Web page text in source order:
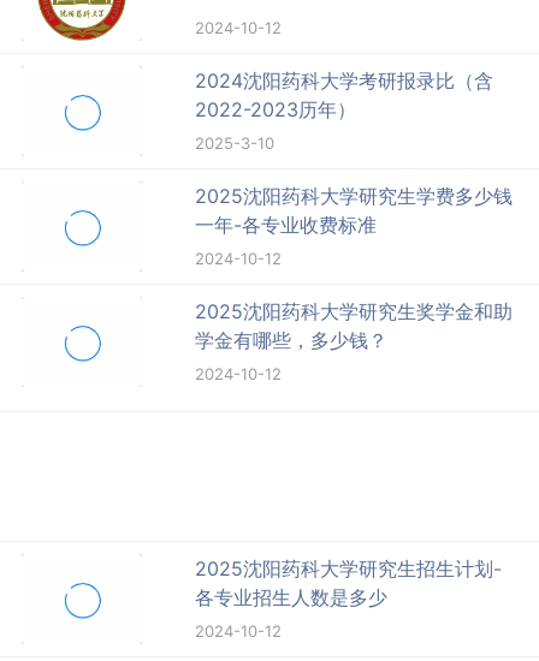
2024-10-12
2024沈阳药科大学考研报录比（含
2022-2023历年）
2025-3-10
2025沈阳药科大学研究生学费多少钱
一年-各专业收费标准
2024-10-12
2025沈阳药科大学研究生奖学金和助
学金有哪些，多少钱？
2024-10-12
2025沈阳药科大学研究生招生计划-
各专业招生人数是多少
2024-10-12